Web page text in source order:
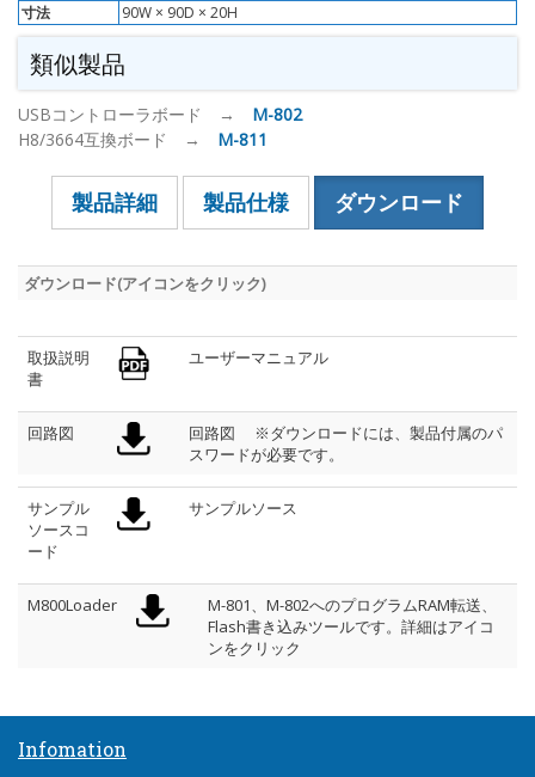
寸法
90W × 90D × 20H
類似製品
USBコントローラボード → M-802
H8/3664互換ボード → M-811
製品詳細 製品仕様 ダウンロード
ダウンロード(アイコンをクリック)
取扱説明
書
ユーザーマニュアル
回路図
回路図 ※ダウンロードには、製品付属のパ
スワードが必要です。
サンプル
ソースコ
ード
サンプルソース
M800Loader
M-801、M-802へのプログラムRAM転送、
Flash書き込みツールです。詳細はアイコ
ンをクリック
Infomation